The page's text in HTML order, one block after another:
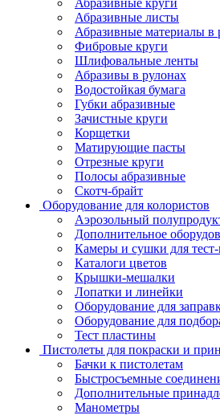
Абразивные круги
Абразивные листы
Абразивные материалы в
Фибровые круги
Шлифовальные ленты
Абразивы в рулонах
Водостойкая бумага
Губки абразивные
Зачистные круги
Корщетки
Матирующие пасты
Отрезные круги
Полосы абразивные
Скотч-брайт
Оборудование для колористов
Аэрозольный
Дополнительное
Камеры и сушки для
Каталоги цветов
Крышки-мешалки
Лопатки и линейки
Оборудование для
Оборудование для
Тест пластины
Пистолеты для покраски и
Бачки к пистолетам
Быстросъемные
Дополнительные
Манометры